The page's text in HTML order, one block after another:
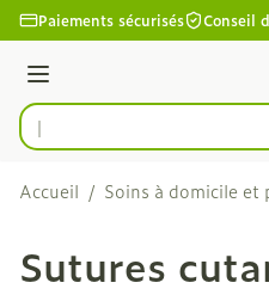
Aller au contenu
Paiements sécurisés Conseil
Menu
Rechercher
Accueil / Soins à domicile et
Sutures